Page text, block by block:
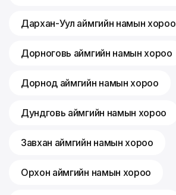
Дархан-Уул аймгийн намын хороо
Дорноговь аймгийн намын хороо
Дорнод аймгийн намын хороо
Дундговь аймгийн намын хороо
Завхан аймгийн намын хороо
Орхон аймгийн намын хороо